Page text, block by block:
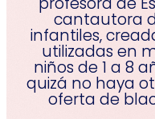
cantautora
infantiles,
utilizadas en
niños de 1 a 8
quizá no haya
oferta de